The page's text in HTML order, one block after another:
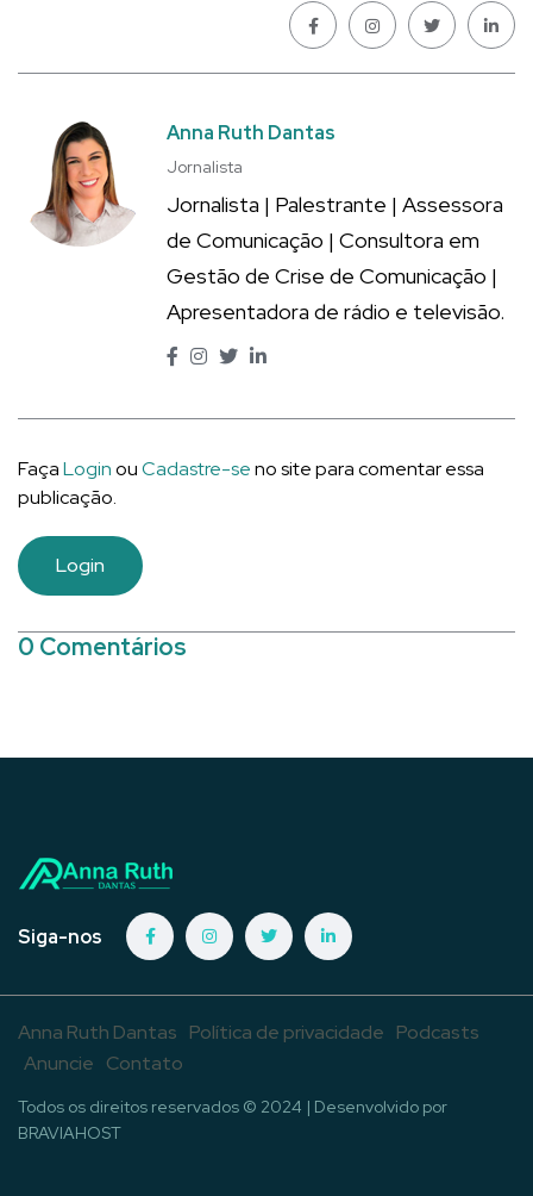
Anna Ruth Dantas
Jornalista
Jornalista | Palestrante | Assessora
de Comunicação | Consultora em
Gestão de Crise de Comunicação |
Apresentadora de rádio e televisão.
FaçaLoginouCadastre-seno site para comentar essa
publicação.
Login
0 Comentários
Siga-nos
Anna Ruth Dantas Política de privacidade Podcasts
Anuncie Contato
Todos os direitos reservados © 2024 | Desenvolvido por
BRAVIAHOST